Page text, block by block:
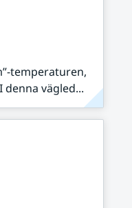
temperaturen,
vägled...